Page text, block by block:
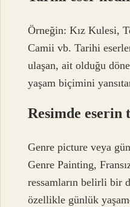
Örneğin: Kız Kulesi,
Camii vb. Tarihi
ulaşan, ait olduğu
yaşam biçimini
Resimde eserin
Genre picture veya
Genre Painting,
ressamların belirli bir
özellikle günlük